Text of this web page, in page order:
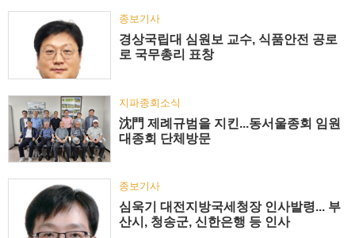
종보기사
경상국립대 심원보 교수, 식품안전 공로
로 국무총리 표창
지파종회소식
沈門 제례규범을 지킨...동서울종회 임원
대종회 단체방문
종보기사
심욱기 대전지방국세청장 인사발령... 부
산시, 청송군, 신한은행 등 인사